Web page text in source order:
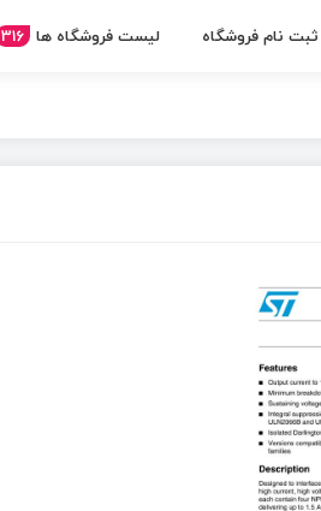
ثبت نام فروشگاه لیست فروشگاه ها 316